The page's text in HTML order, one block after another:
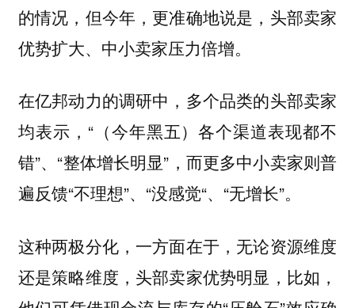
的情况，但今年，更准确地说是，头部卖家
优势扩大、中小卖家压力倍增。
在亿邦动力的调研中，多个品类的头部卖家
均表示，“（今年黑五）各个渠道表现都不
错”、“整体增长明显”，而更多中小卖家则普
遍反馈“不理想”、“没感觉“、“无增长”。
这种两极分化，一方面在于，无论资源维度
还是策略维度，头部卖家优势明显，比如，